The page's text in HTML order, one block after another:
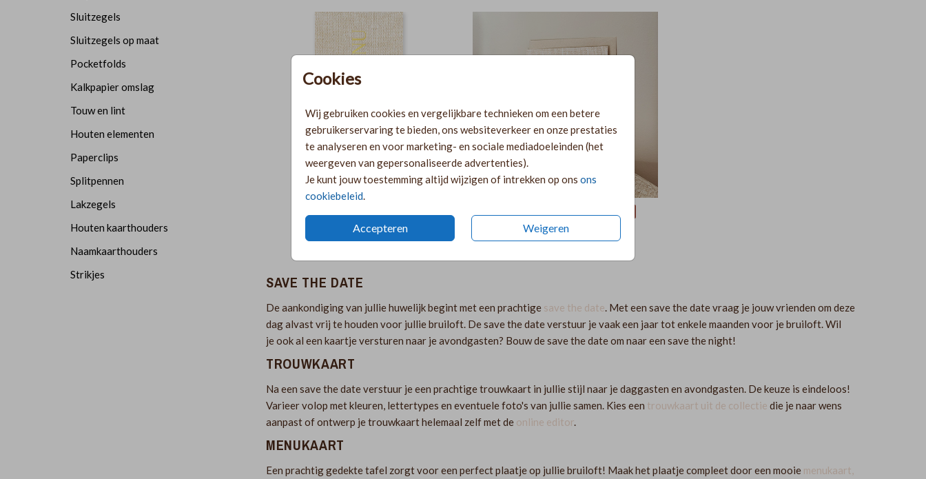
Cookies
Wij gebruiken cookies en vergelijkbare technieken om een betere
gebruikerservaring te bieden, ons websiteverkeer en onze prestaties
te analyseren en voor marketing- en sociale mediadoeleinden (het
weergeven van gepersonaliseerde advertenties).
Je kunt jouw toestemming altijd wijzigen of intrekken op ons ons
cookiebeleid.
Accepteren Weigeren
Sluitzegels
Sluitzegels op maat
Pocketfolds
Kalkpapier omslag
Touw en lint
Houten elementen
Paperclips
Splitpennen
Lakzegels
Houten kaarthouders
Naamkaarthouders
Strikjes
SAVE THE DATE
De aankondiging van jullie huwelijk begint met een prachtige save the date. Met een save the date vraag je jouw vrienden om deze
dag alvast vrij te houden voor jullie bruiloft. De save the date verstuur je vaak een jaar tot enkele maanden voor je bruiloft. Wil
je ook al een kaartje versturen naar je avondgasten? Bouw de save the date om naar een save the night!
TROUWKAART
Na een save the date verstuur je een prachtige trouwkaart in jullie stijl naar je daggasten en avondgasten. De keuze is eindeloos!
Varieer volop met kleuren, lettertypes en eventuele foto's van jullie samen. Kies een trouwkaart uit de collectie die je naar wens
aanpast of ontwerp je trouwkaart helemaal zelf met de online editor.
MENUKAART
Een prachtig gedekte tafel zorgt voor een perfect plaatje op jullie bruiloft! Maak het plaatje compleet door een mooie menukaart,